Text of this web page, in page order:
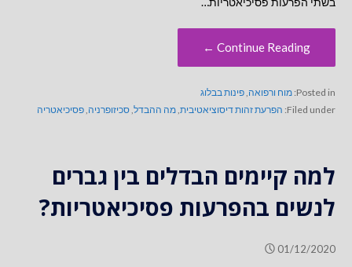
Continue Reading ←
Posted in: מוח ורפואה פינות בבלוג
Filed under: הפרעת זהות דיסוציאטיבית, מה ההבדל, סכיזופרניה פסיכיאטריה
למה קיימים הבדלים בין גברים
לנשים בהפרעות פסיכיאטריות?
01/12/2020